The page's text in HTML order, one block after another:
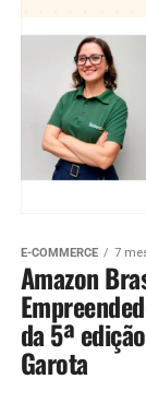
E-COMMERCE 7
Amazon
da 5ª
Garota